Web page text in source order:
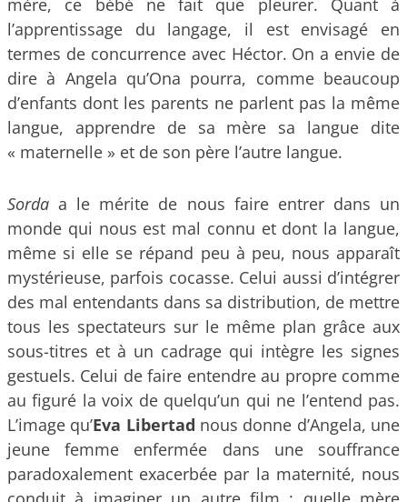
l’apprentissage du langage, il est envisagé en
termes de concurrence avec Héctor. On a envie de
dire à Angela qu’Ona pourra, comme beaucoup
d’enfants dont les parents ne parlent pas la même
langue, apprendre de sa mère sa langue dite
« maternelle » et de son père l’autre langue.
Sorda a le mérite de nous faire entrer dans un
monde qui nous est mal connu et dont la langue,
même si elle se répand peu à peu, nous apparaît
mystérieuse, parfois cocasse. Celui aussi d’intégrer
des mal entendants dans sa distribution, de mettre
tous les spectateurs sur le même plan grâce aux
sous-titres et à un cadrage qui intègre les signes
gestuels. Celui de faire entendre au propre comme
au figuré la voix de quelqu’un qui ne l’entend pas.
L’image qu’Eva Libertad nous donne d’Angela, une
jeune femme enfermée dans une souffrance
paradoxalement exacerbée par la maternité, nous